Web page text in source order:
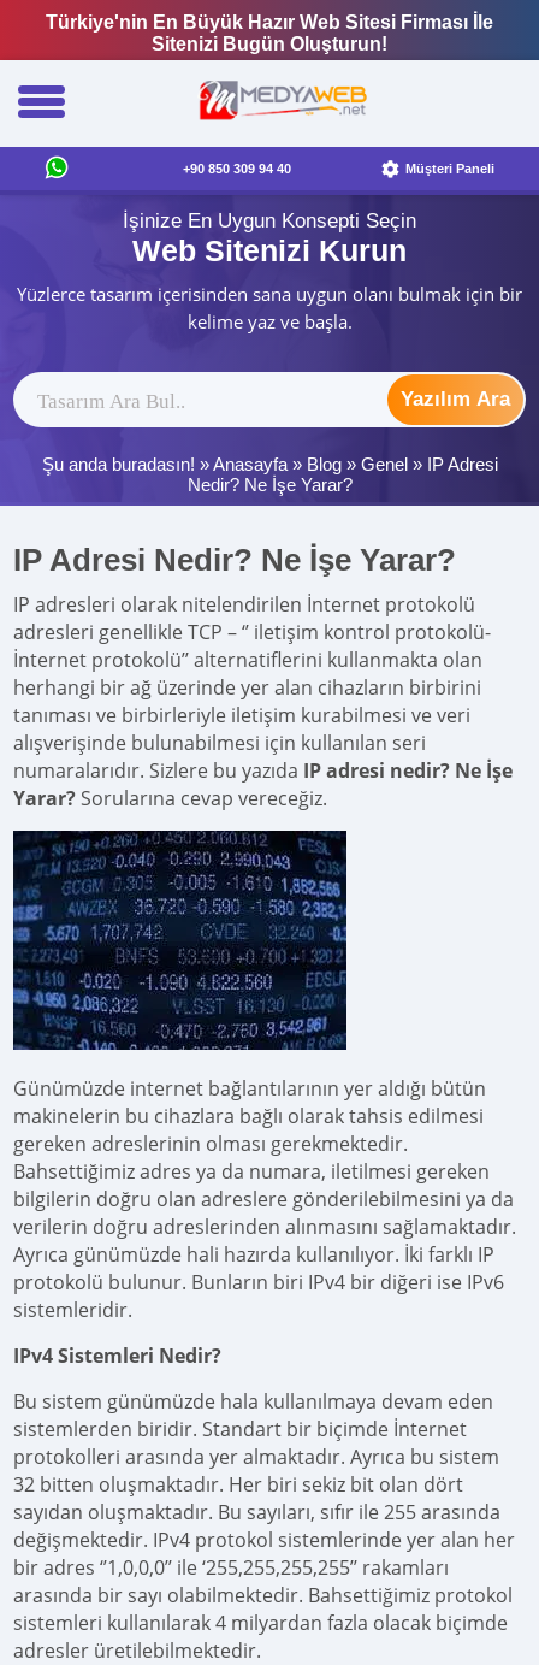
Türkiye'nin En Büyük Hazır Web Sitesi Firması İle
Sitenizi Bugün Oluşturun!
+90 850 309 94 40 Müşteri Paneli
İşinize En Uygun Konsepti Seçin
Web Sitenizi Kurun
Yüzlerce tasarım içerisinden sana uygun olanı bulmak için bir
kelime yaz ve başla.
Yazılım Ara
Şu anda buradasın! »Anasayfa» Blog» Genel» IP Adresi
Nedir? Ne İşe Yarar?
IP Adresi Nedir? Ne İşe Yarar?
IP adresleri olarak nitelendirilen İnternet protokolü
adresleri genellikle TCP – ‘’ iletişim kontrol protokolü-
İnternet protokolü’’ alternatiflerini kullanmakta olan
herhangi bir ağ üzerinde yer alan cihazların birbirini
tanıması ve birbirleriyle iletişim kurabilmesi ve veri
alışverişinde bulunabilmesi için kullanılan seri
numaralarıdır. Sizlere bu yazıda IP adresi nedir? Ne İşe
Yarar? Sorularına cevap vereceğiz.
Günümüzde internet bağlantılarının yer aldığı bütün
makinelerin bu cihazlara bağlı olarak tahsis edilmesi
gereken adreslerinin olması gerekmektedir.
Bahsettiğimiz adres ya da numara, iletilmesi gereken
bilgilerin doğru olan adreslere gönderilebilmesini ya da
verilerin doğru adreslerinden alınmasını sağlamaktadır.
Ayrıca günümüzde hali hazırda kullanılıyor. İki farklı IP
protokolü bulunur. Bunların biri IPv4 bir diğeri ise IPv6
sistemleridir.
IPv4 Sistemleri Nedir?
Bu sistem günümüzde hala kullanılmaya devam eden
sistemlerden biridir. Standart bir biçimde İnternet
protokolleri arasında yer almaktadır. Ayrıca bu sistem
32 bitten oluşmaktadır. Her biri sekiz bit olan dört
sayıdan oluşmaktadır. Bu sayıları, sıfır ile 255 arasında
değişmektedir. IPv4 protokol sistemlerinde yer alan her
bir adres ‘’1,0,0,0’’ ile ‘255,255,255,255’’ rakamları
arasında bir sayı olabilmektedir. Bahsettiğimiz protokol
sistemleri kullanılarak 4 milyardan fazla olacak biçimde
adresler üretilebilmektedir.